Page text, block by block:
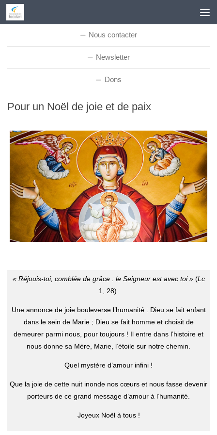
Skip to content
Nous contacter
Newsletter
Dons
Pour un Noël de joie et de paix
« Réjouis-toi, comblée de grâce : le Seigneur est avec toi »(Lc
1, 28).
Une annonce de joie bouleverse l’humanité : Dieu se fait enfant
dans le sein de Marie ; Dieu se fait homme et choisit de
demeurer parmi nous, pour toujours ! Il entre dans l’histoire et
nous donne sa Mère, Marie, l’étoile sur notre chemin.
Quel mystère d’amour infini !
Que la joie de cette nuit inonde nos cœurs et nous fasse devenir
porteurs de ce grand message d’amour à l’humanité.
Joyeux Noël à tous !